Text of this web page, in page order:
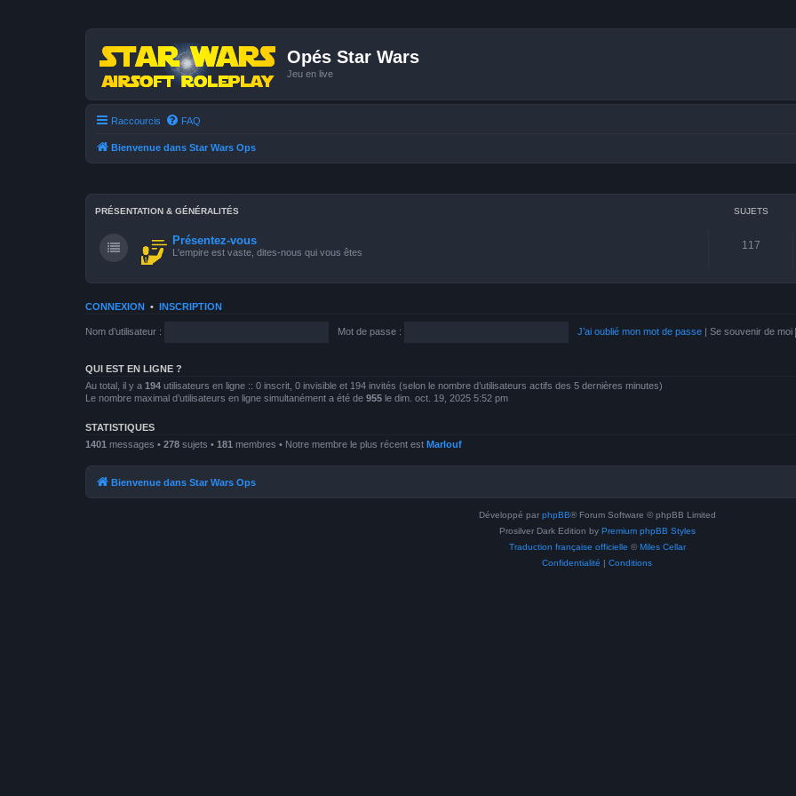
Opés Star Wars
Jeu en live
Raccourcis FAQ
Bienvenue dans Star Wars Ops
PRÉSENTATION & GÉNÉRALITÉS SUJETS
Présentez-vous
L'empire est vaste, dites-nous qui vous êtes
117
CONNEXION • INSCRIPTION
Nom d’utilisateur : Mot de passe : J’ai oublié mon mot de passe | Se souvenir de moi
QUI EST EN LIGNE ?
Au total, il y a 194 utilisateurs en ligne :: 0 inscrit, 0 invisible et 194 invités (selon le nombre d’utilisateurs actifs des 5 dernières minutes)
Le nombre maximal d’utilisateurs en ligne simultanément a été de 955 le dim. oct. 19, 2025 5:52 pm
STATISTIQUES
1401 messages • 278 sujets • 181 membres • Notre membre le plus récent est Marlouf
Bienvenue dans Star Wars Ops
Développé par phpBB® Forum Software © phpBB Limited
Prosilver Dark Edition by Premium phpBB Styles
Traduction française officielle © Miles Cellar
Confidentialité | Conditions